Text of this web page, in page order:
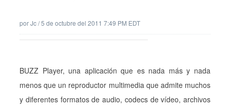
porJc/5 de octubre del 2011 7:49 PM EDT
BUZZ Player, una aplicación que es nada más y nada
menos que un reproductor multimedia que admite muchos
y diferentes formatos de audio, codecs de vídeo, archivos